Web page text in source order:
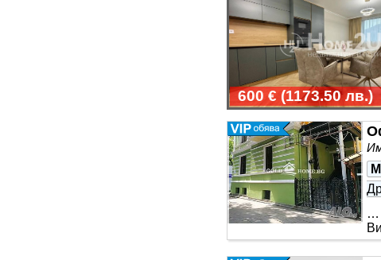
600 € (1173.50 лв.)
…